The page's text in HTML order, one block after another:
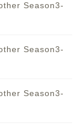
Season3-
Season3-
Season3-